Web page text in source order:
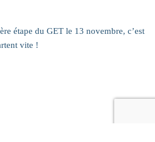
étape du GET le 13 novembre, c’est
vite !